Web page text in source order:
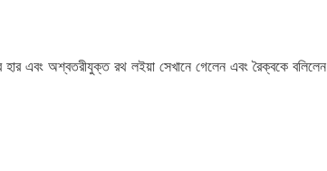
এবং অশ্বতরীযুক্ত রথ লইয়া সেখানে গেলেন এবং রৈক্বকে বলিলেন